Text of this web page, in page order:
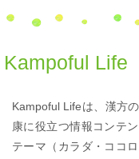
Kampoful Life
Kampoful Lifeは、漢方
康に役立つ情報コンテ
テーマ（カラダ・ココ